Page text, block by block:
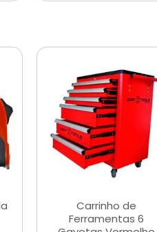
Carrinho de
Ferramentas 6